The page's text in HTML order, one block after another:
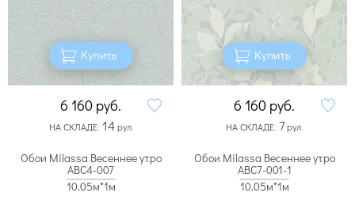
Купить
6 160 руб.
НА СКЛАДЕ: 14рул.
Купить
6 160 руб.
НА СКЛАДЕ: 7рул.
Обои Milassa Весеннее утро
ABC4-007
10.05м*1м
Обои Milassa Весеннее утро
ABC7-001-1
10.05м*1м